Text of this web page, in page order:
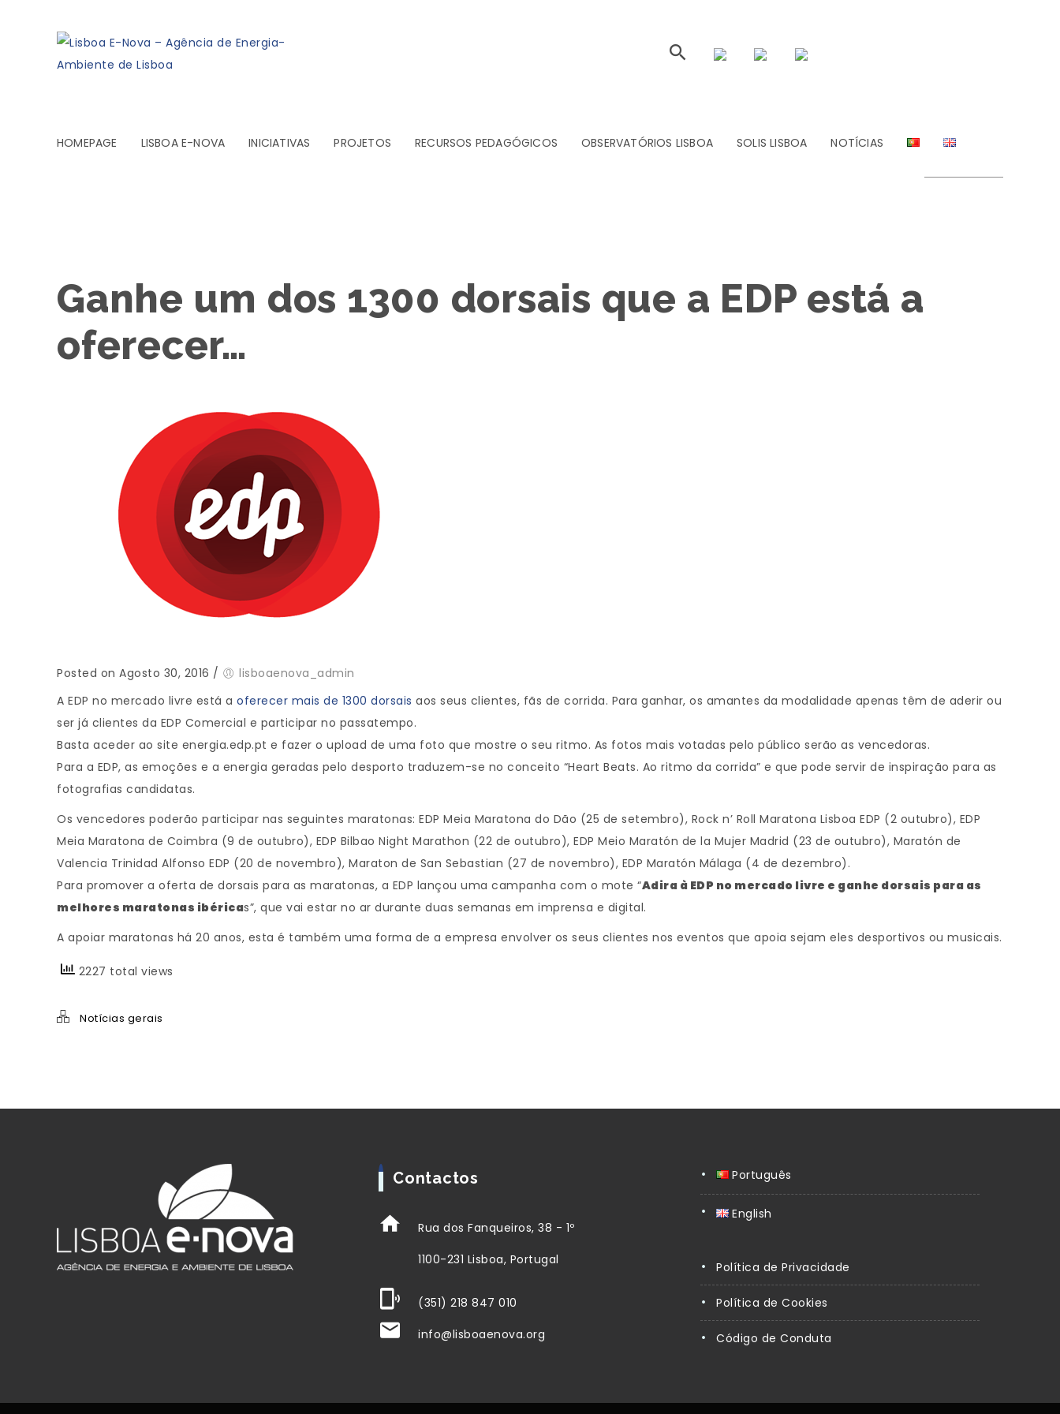
HOMEPAGE LISBOA E-NOVA INICIATIVAS PROJETOS RECURSOS PEDAGÓGICOS OBSERVATÓRIOS LISBOA SOLIS LISBOA NOTÍCIAS
Ganhe um dos 1300 dorsais que a EDP está a
oferecer…
Posted on Agosto 30, 2016 /
lisboaenova_admin
A EDP no mercado livre está a oferecer mais de 1300 dorsais aos seus clientes, fãs de corrida. Para ganhar, os amantes da modalidade apenas têm de aderir ou
ser já clientes da EDP Comercial e participar no passatempo.
Basta aceder ao site energia.edp.pt e fazer o upload de uma foto que mostre o seu ritmo. As fotos mais votadas pelo público serão as vencedoras.
Para a EDP, as emoções e a energia geradas pelo desporto traduzem-se no conceito “Heart Beats. Ao ritmo da corrida” e que pode servir de inspiração para as
fotografias candidatas.
Os vencedores poderão participar nas seguintes maratonas: EDP Meia Maratona do Dão (25 de setembro), Rock n’ Roll Maratona Lisboa EDP (2 outubro), EDP
Meia Maratona de Coimbra (9 de outubro), EDP Bilbao Night Marathon (22 de outubro), EDP Meio Maratón de la Mujer Madrid (23 de outubro), Maratón de
Valencia Trinidad Alfonso EDP (20 de novembro), Maraton de San Sebastian (27 de novembro), EDP Maratón Málaga (4 de dezembro).
Para promover a oferta de dorsais para as maratonas, a EDP lançou uma campanha com o mote “Adira à EDP no mercado livre e ganhe dorsais para as
melhores maratonas ibéricas”, que vai estar no ar durante duas semanas em imprensa e digital.
A apoiar maratonas há 20 anos, esta é também uma forma de a empresa envolver os seus clientes nos eventos que apoia sejam eles desportivos ou musicais.
2227 total views
Notícias gerais
Contactos
Rua dos Fanqueiros, 38 - 1º
1100-231 Lisboa, Portugal
(351) 218 847 010
info@lisboaenova.org
Português
English
Política de Privacidade
Política de Cookies
Código de Conduta